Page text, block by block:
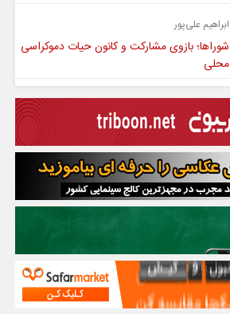
ابراهیم علی‌پور
شوراها؛ بازوی مشارکت و کانون حیات دموکراسی
محلی